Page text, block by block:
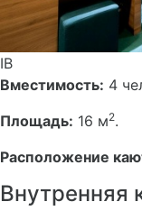
IB
Вместимость: 4
Площадь: 16 м2.
Расположение
Внутренняя